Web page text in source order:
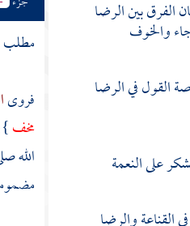
الفرق بين الرضا
والخوف
القول في الرضا
على النعمة
مطلب :
فروى
مخف}
الله